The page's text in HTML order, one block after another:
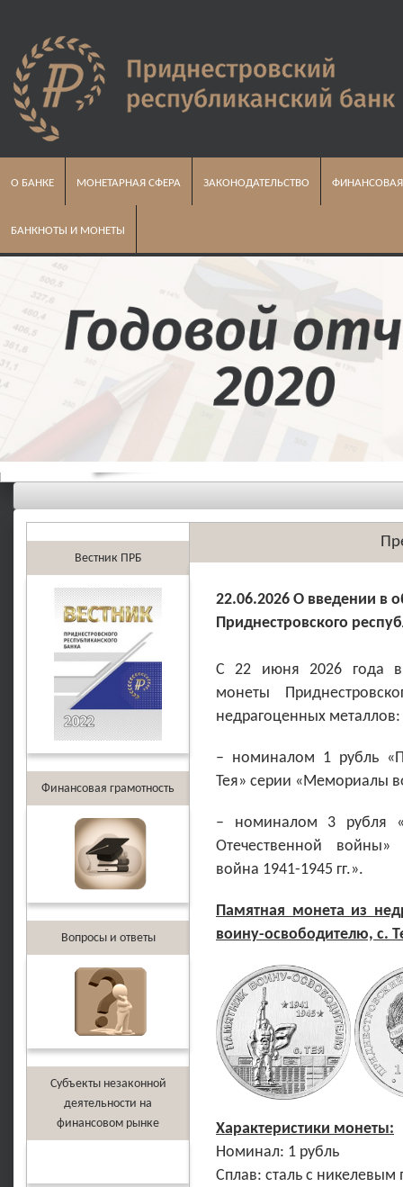
О БАНКЕ МОНЕТАРНАЯ СФЕРА ЗАКОНОДАТЕЛЬСТВО
БАНКНОТЫ И МОНЕТЫ
Вестник ПРБ
Финансовая грамотность
Вопросы и ответы
Субъекты незаконной
деятельности на
финансовом рынке
22.06.2026 О введении в
Приднестровского
С 22 июня 2026 года в
монеты
недрагоценных металлов:
– номиналом 1 рубль
Тея» серии «Мемориалы
– номиналом 3 рубля
Отечественной войны»
война 1941-1945 гг.».
Памятная монета из
воину-освободителю, с.
Характеристики монеты:
Номинал: 1 рубль
Сплав: сталь с никелевым